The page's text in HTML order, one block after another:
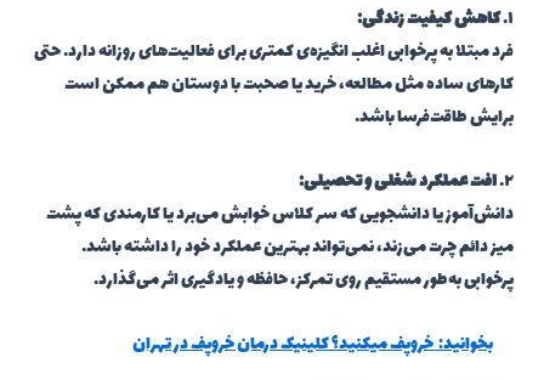
۱. کاهش کیفیت زندگی:
فرد مبتلا به پرخوابی اغلب انگیزه‌ی کمتری برای فعالیت‌های روزانه دارد. حتی
کارهای ساده مثل مطالعه، خرید یا صحبت با دوستان هم ممکن است
برایش طاقت‌فرسا باشد.
۲. افت عملکرد شغلی و تحصیلی:
دانش‌آموز یا دانشجویی که سر کلاس خوابش می‌برد یا کارمندی که پشت
میز دائم چرت می‌زند، نمی‌تواند بهترین عملکرد خود را داشته باشد.
پرخوابی به‌طور مستقیم روی تمرکز، حافظه و یادگیری اثر می‌گذارد.
بخوانید:خروپف میکنید؟ کلینیک درمان خروپف در تهران